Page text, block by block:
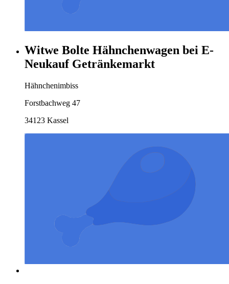
Witwe Bolte Hähnchenwagen bei E-
Neukauf Getränkemarkt
Hähnchenimbiss
Forstbachweg 47
34123 Kassel